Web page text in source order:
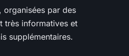
organisées par des
très informatives et
supplémentaires.